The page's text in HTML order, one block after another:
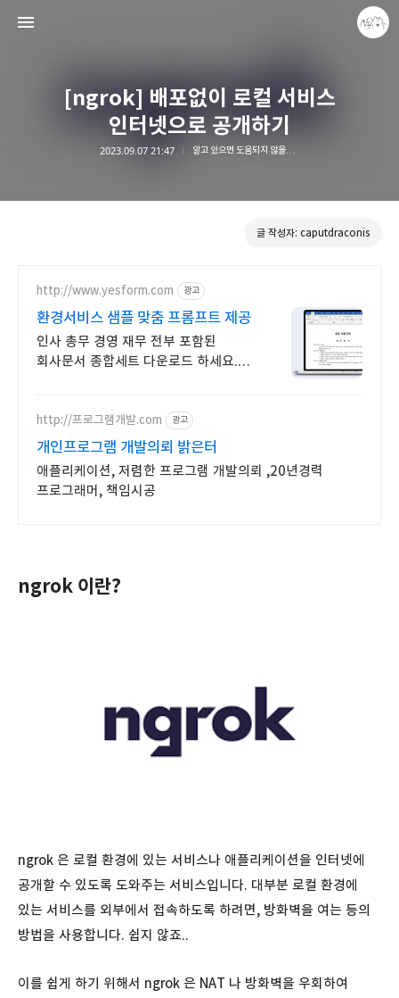
[ngrok] 배포없이 로컬 서비스
인터넷으로 공개하기
2023.09.07 21:47 알고 있으면 도움되지 않을까,,?
글 작성자: caputdraconis
http://www.yesform.com 광고
환경서비스 샘플 맞춤 프롬프트 제공
인사 총무 경영 재무 전부 포함된
회사문서 종합세트 다운로드 하세요.
http://프로그램개발.com 광고
개인프로그램 개발의뢰 밝은터
애플리케이션, 저렴한 프로그램 개발의뢰 ,20년경력
프로그래머, 책임시공
ngrok 이란?
ngrok 은 로컬 환경에 있는 서비스나 애플리케이션을 인터넷에
공개할 수 있도록 도와주는 서비스입니다. 대부분 로컬 환경에
있는 서비스를 외부에서 접속하도록 하려면, 방화벽을 여는 등의
방법을 사용합니다. 쉽지 않죠..
이를 쉽게 하기 위해서 ngrok 은 NAT 나 방화벽을 우회하여
caputdraconis